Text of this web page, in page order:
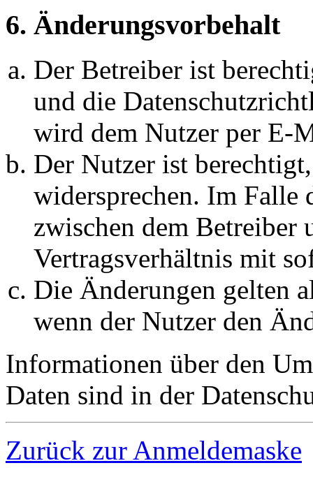
6. Änderungsvorbehalt
Der Betreiber ist
und die
wird dem Nutzer per E-
Der Nutzer ist
widersprechen. Im Falle
zwischen dem Betreiber
Vertragsverhältnis mit
Die Änderungen gelten
wenn der Nutzer den
Informationen über den
Daten sind in der
Zurück zur Anmeldemaske